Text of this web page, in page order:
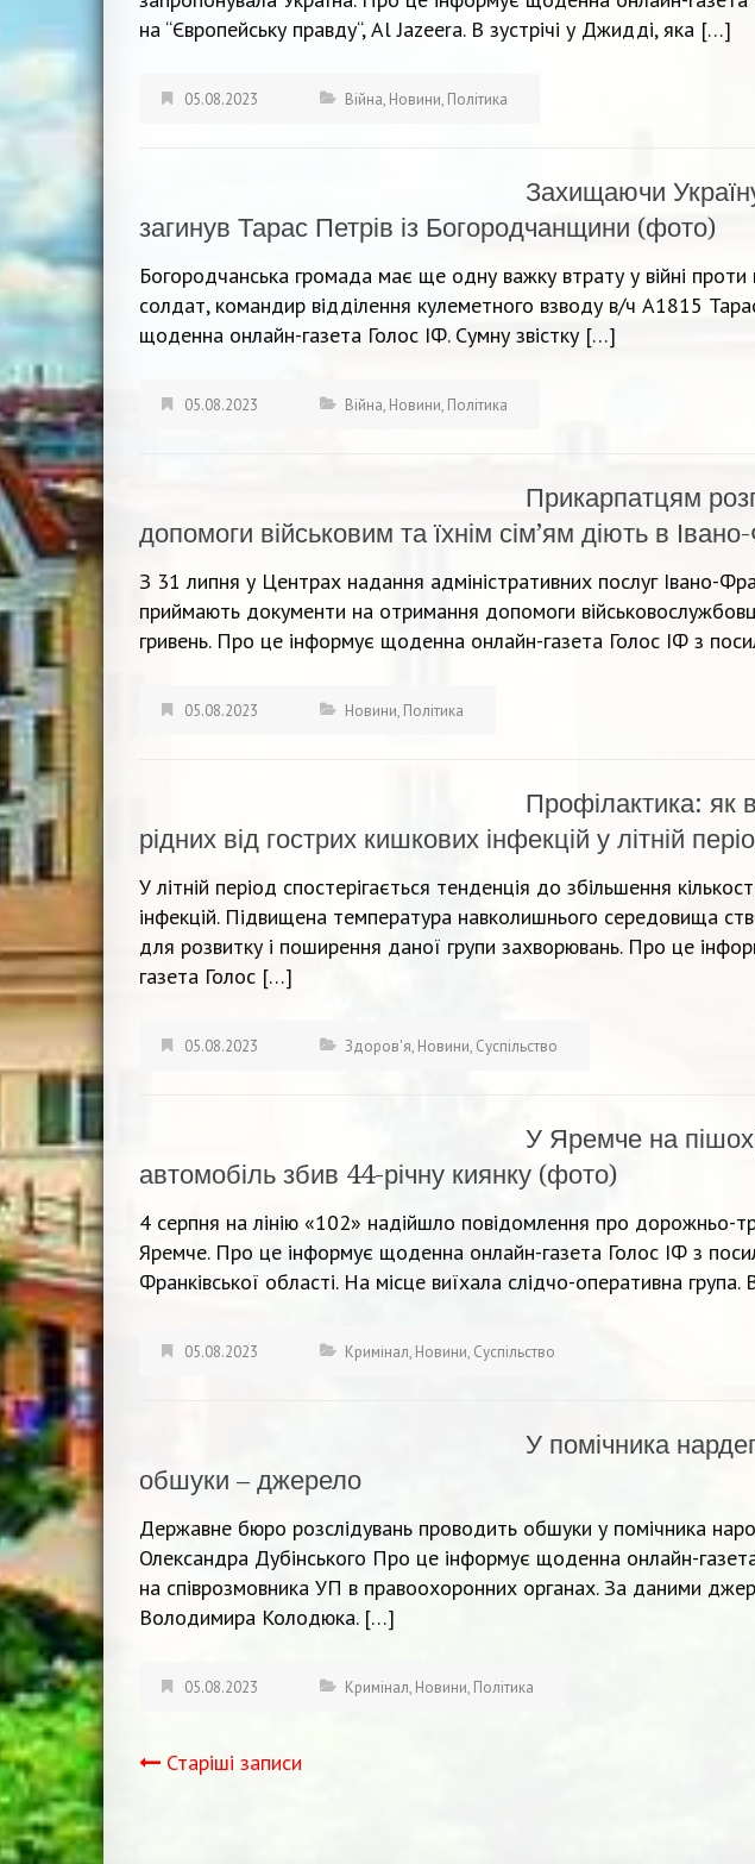
на “Європейську правду“, Al Jazeera. В зустрічі у Джидді, яка […]
05.08.2023 Війна, Новини, Політика
Захищаючи
загинув Тарас Петрів із Богородчанщини (фото)
Богородчанська громада має ще одну важку втрату у війні проти
солдат, командир відділення кулеметного взводу в/ч А1815
щоденна онлайн-газета Голос ІФ. Сумну звістку […]
05.08.2023 Війна, Новини, Політика
Прикарпатцям
допомоги військовим та їхнім сім’ям діють в
З 31 липня у Центрах надання адміністративних послуг Івано-
приймають документи на отримання допомоги
гривень. Про це інформує щоденна онлайн-газета Голос ІФ з
05.08.2023 Новини, Політика
Профілактика: як
рідних від гострих кишкових інфекцій у літній
У літній період спостерігається тенденція до збільшення
інфекцій. Підвищена температура навколишнього середовища
для розвитку і поширення даної групи захворювань. Про це
газета Голос […]
05.08.2023 Здоров'я, Новини, Суспільство
У Яремче на
автомобіль збив 44-річну киянку (фото)
4 серпня на лінію «102» надійшло повідомлення про дорожньо-
Яремче. Про це інформує щоденна онлайн-газета Голос ІФ з
Франківської області. На місце виїхала слідчо-оперативна
05.08.2023 Кримінал, Новини, Суспільство
У помічника
обшуки – джерело
Державне бюро розслідувань проводить обшуки у помічника
Олександра Дубінського Про це інформує щоденна онлайн-
на співрозмовника УП в правоохоронних органах. За даними
Володимира Колодюка. […]
05.08.2023 Кримінал, Новини, Політика
Навігація
Старіші записи